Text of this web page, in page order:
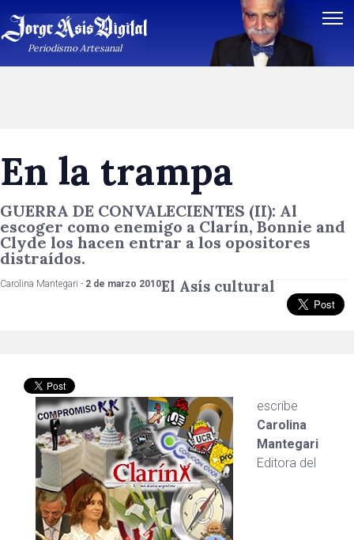
Periodismo Artesanal
En la trampa
GUERRA DE CONVALECIENTES (II): Al
escoger como enemigo a Clarín, Bonnie and
Clyde los hacen entrar a los opositores
distraídos.
Carolina Mantegari - 2 de marzo 2010El Asís cultural
escribe
Carolina
Mantegari
Editora del